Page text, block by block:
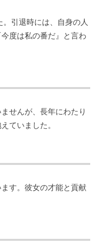
引退時には、自身の人
度は私の番だ』と言わ
せんが、長年にわたり
ていました。
す。彼女の才能と貢献